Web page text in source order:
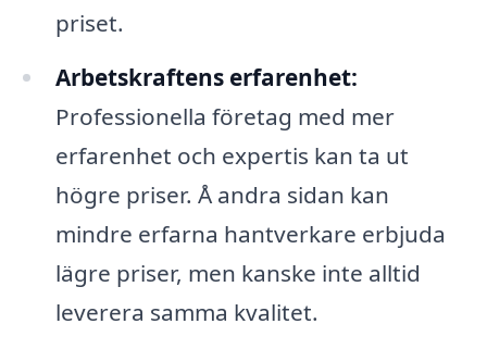
priset.
Arbetskraftens erfarenhet:
Professionella företag med mer
erfarenhet och expertis kan ta ut
högre priser. Å andra sidan kan
mindre erfarna hantverkare erbjuda
lägre priser, men kanske inte alltid
leverera samma kvalitet.